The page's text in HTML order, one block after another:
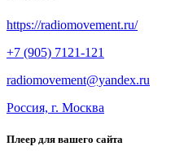
https://radiomovement.ru/
+7 (905) 7121-121
radiomovement@yandex.ru
Россия, г. Москва
Плеер для вашего сайта